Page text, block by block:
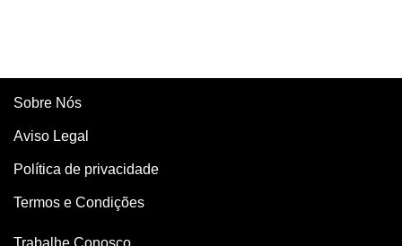
Sobre Nós
Aviso Legal
Política de privacidade
Termos e Condições
Trabalhe Conosco